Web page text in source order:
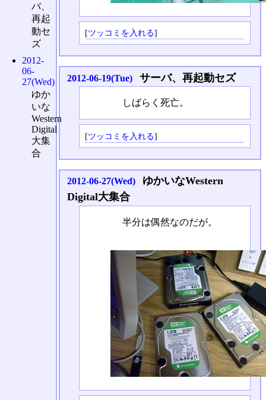
[ツッコミを入れる]
2012-06-19(Tue) サーバ、再起動セズ
しばらく死亡。
[ツッコミを入れる]
2012-06-27(Wed)
ゆかいなWestern
Digital大集合
半分は偶然なのだが。
バ、
再起
動セ
ズ
2012-
06-
27(Wed)
ゆか
いな
Western
Digital
大集
合